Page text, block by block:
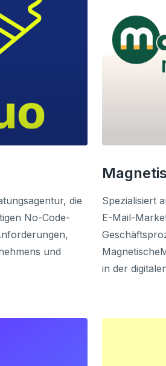
die
No-Code-
und
Spezialisiert
E-Mail-
in der